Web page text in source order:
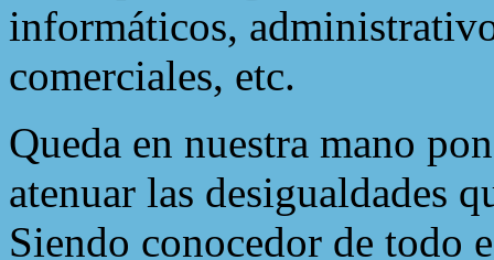
informáticos,
comerciales, etc.
Queda en nuestra mano
atenuar las desigualdades
Siendo conocedor de todo